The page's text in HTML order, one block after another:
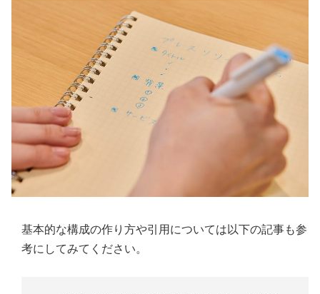
基本的な構成の作り方や引用については以下の記事も参
考にしてみてください。